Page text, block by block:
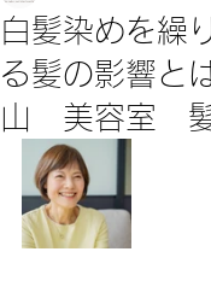
白髪染めを繰
る髪の影響と
山 美容室